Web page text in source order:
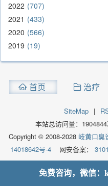
2022 707
2021
433
2020 566
2019 19
首页 治疗
SiteMap |
本站总访问量： 1904844
Copyright © 2008-2028 岐黄口臭
14018642号-4
网安备案：
免费咨询，微信：